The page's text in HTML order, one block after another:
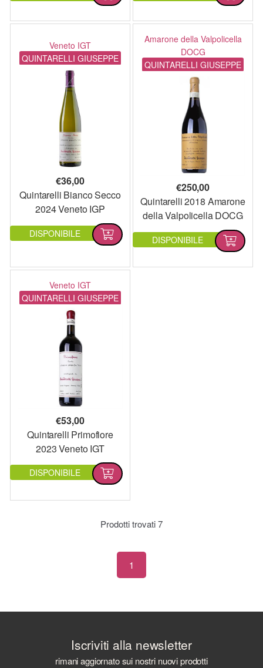
Veneto IGT
QUINTARELLI GIUSEPPE
€36,00
Quintarelli Bianco Secco
2024 Veneto IGP
DISPONIBILE
Amarone della Valpolicella
DOCG
QUINTARELLI GIUSEPPE
€250,00
Quintarelli 2018 Amarone
della Valpolicella DOCG
DISPONIBILE
Veneto IGT
QUINTARELLI GIUSEPPE
€53,00
Quintarelli Primofiore
2023 Veneto IGT
DISPONIBILE
Prodotti trovati7
1
Iscriviti alla newsletter
rimani aggiornato sui nostri nuovi prodotti